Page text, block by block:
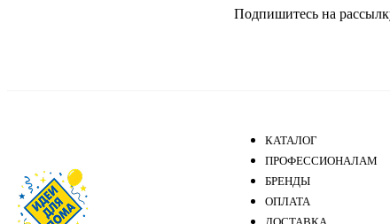
Подпишитесь на
КАТАЛОГ
ПРОФЕССИОНАЛАМ
БРЕНДЫ
ОПЛАТА